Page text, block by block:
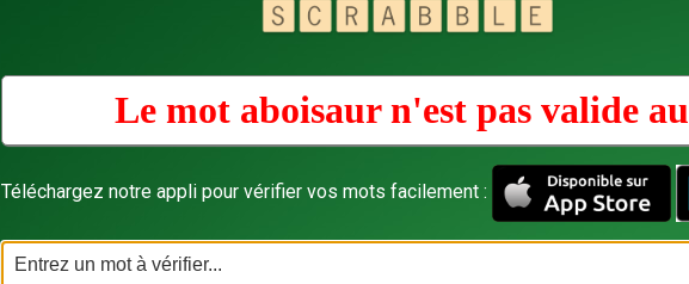
Le mot aboisaur n'est pas valide au
Téléchargez notre appli pour vérifier vos mots facilement :